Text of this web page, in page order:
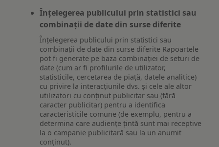
Înțelegerea publicului prin statistici sau
combinații de date din surse diferite
Înțelegerea publicului prin statistici sau
combinații de date din surse diferite Rapoartele
pot fi generate pe baza combinației de seturi de
date (cum ar fi profilurile de utilizator,
statisticile, cercetarea de piață, datele analitice)
cu privire la interacțiunile dvs. și cele ale altor
utilizatori cu conținut publicitar sau (fără
caracter publicitar) pentru a identifica
caracteristicile comune (de exemplu, pentru a
determina care audiențe țintă sunt mai receptive
la o campanie publicitară sau la un anumit
conținut).